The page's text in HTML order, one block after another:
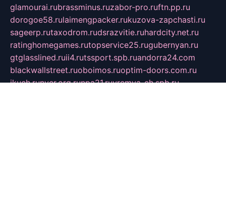
glamourai.rubrassminus.ruzabor-pro.ruftn.pp.ru
dorogoe58.rulaimengpacker.rukuzova-zapchasti.ru
sageerp.rutaxodrom.rudsrazvitie.ruhardcity.net.ru
ratinghomegames.rutopservice25.rugubernyan.ru
gtglasslined.ruii4.rutssport.spb.ruandorra24.com
blackwallstreet.ruoboimos.ruoptim-doors.com.ru
ikuch.runycr.org.runpa21.ruvremya-ch.spb.ru